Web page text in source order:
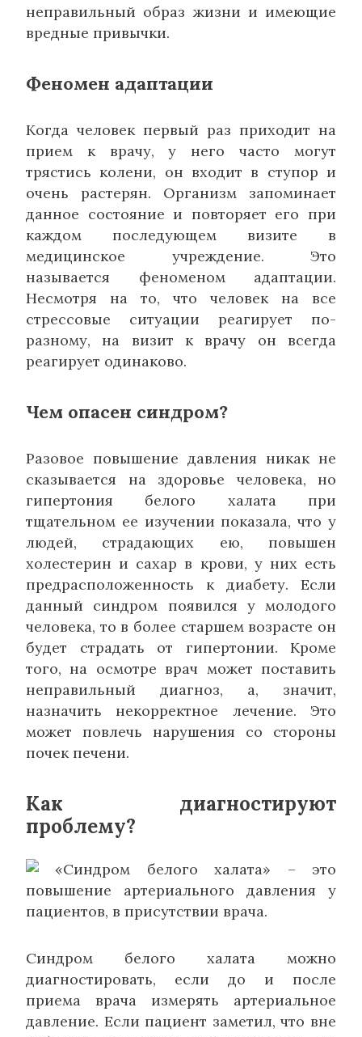
неправильный образ жизни и имеющие
вредные привычки.
Феномен адаптации
Когда человек первый раз приходит на
прием к врачу, у него часто могут
трястись колени, он входит в ступор и
очень растерян. Организм запоминает
данное состояние и повторяет его при
каждом последующем визите в
медицинское учреждение. Это
называется феноменом адаптации.
Несмотря на то, что человек на все
стрессовые ситуации реагирует по-
разному, на визит к врачу он всегда
реагирует одинаково.
Чем опасен синдром?
Разовое повышение давления никак не
сказывается на здоровье человека, но
гипертония белого халата при
тщательном ее изучении показала, что у
людей, страдающих ею, повышен
холестерин и сахар в крови, у них есть
предрасположенность к диабету. Если
данный синдром появился у молодого
человека, то в более старшем возрасте он
будет страдать от гипертонии. Кроме
того, на осмотре врач может поставить
неправильный диагноз, а, значит,
назначить некорректное лечение. Это
может повлечь нарушения со стороны
почек печени.
Как диагностируют
проблему?
«Синдром белого халата» – это
повышение артериального давления у
пациентов, в присутствии врача.
Синдром белого халата можно
диагностировать, если до и после
приема врача измерять артериальное
давление. Если пациент заметил, что вне